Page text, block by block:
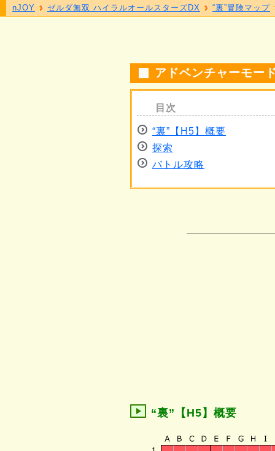
アドベンチャーモー
“裏”【H5】概要
探索
バトル攻略
“裏”【H5】概要
nJOY ゼルダ無双 ハイラルオールスターズDX “裏”冒険マップ